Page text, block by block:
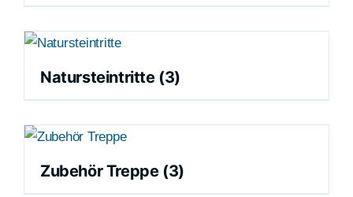
Natursteintritte (3)
Zubehör Treppe (3)